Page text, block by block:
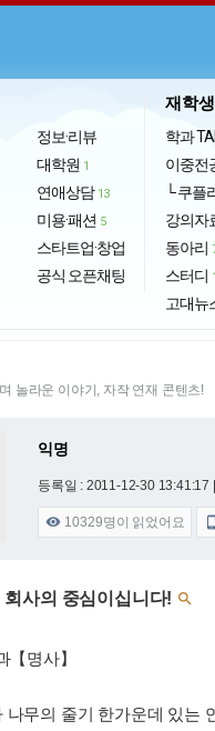
정보·리뷰
대학원 1
연애상담 13
미용·패션 5
스타트업·창업
공식 오픈채팅
재학생
학과
이중전
└ 쿠플
강의자
동아리
스터디 1
고대뉴
놀라운 이야기, 자작 연재 콘텐츠!
익명
등록일 : 2011-12-30 13:41:17
 10329명이 읽었어요 
회사의 중심이십니다! 
【명사】
나무의 줄기 한가운데 있는